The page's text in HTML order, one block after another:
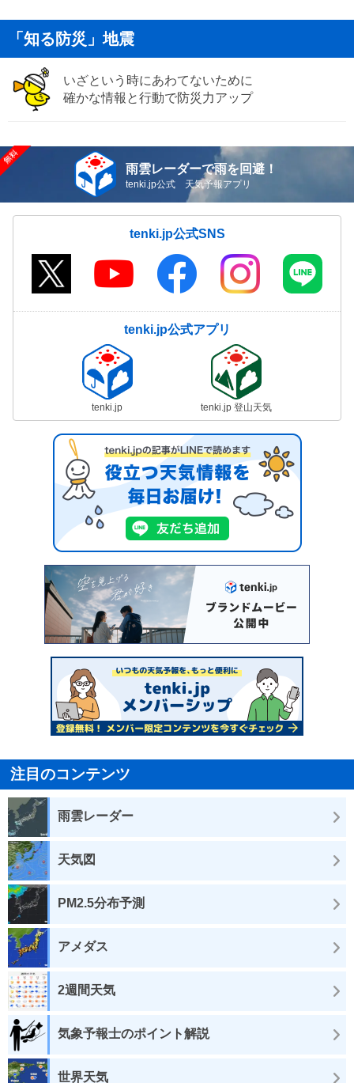
「知る防災」地震
いざという時にあわてないために
確かな情報と行動で防災力アップ
雨雲レーダーで雨を回避！
tenki.jp公式 天気予報アプリ
tenki.jp公式SNS
tenki.jp公式アプリ
tenki.jp tenki.jp 登山天気
注目のコンテンツ
雨雲レーダー
天気図
PM2.5分布予測
アメダス
2週間天気
気象予報士のポイント解説
世界天気